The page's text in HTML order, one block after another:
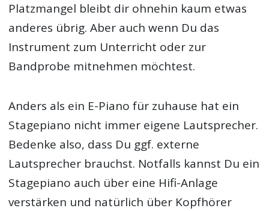
Platzmangel bleibt dir ohnehin kaum etwas
anderes übrig. Aber auch wenn Du das
Instrument zum Unterricht oder zur
Bandprobe mitnehmen möchtest.
Anders als ein E-Piano für zuhause hat ein
Stagepiano nicht immer eigene Lautsprecher.
Bedenke also, dass Du ggf. externe
Lautsprecher brauchst. Notfalls kannst Du ein
Stagepiano auch über eine Hifi-Anlage
verstärken und natürlich über Kopfhörer